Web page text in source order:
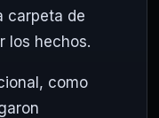
carpeta de
los hechos.
como